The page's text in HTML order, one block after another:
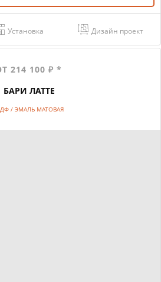
Установка Дизайн проект
214 100 ₽ *
БАРИ ЛАТТЕ
/ ЭМАЛЬ МАТОВАЯ